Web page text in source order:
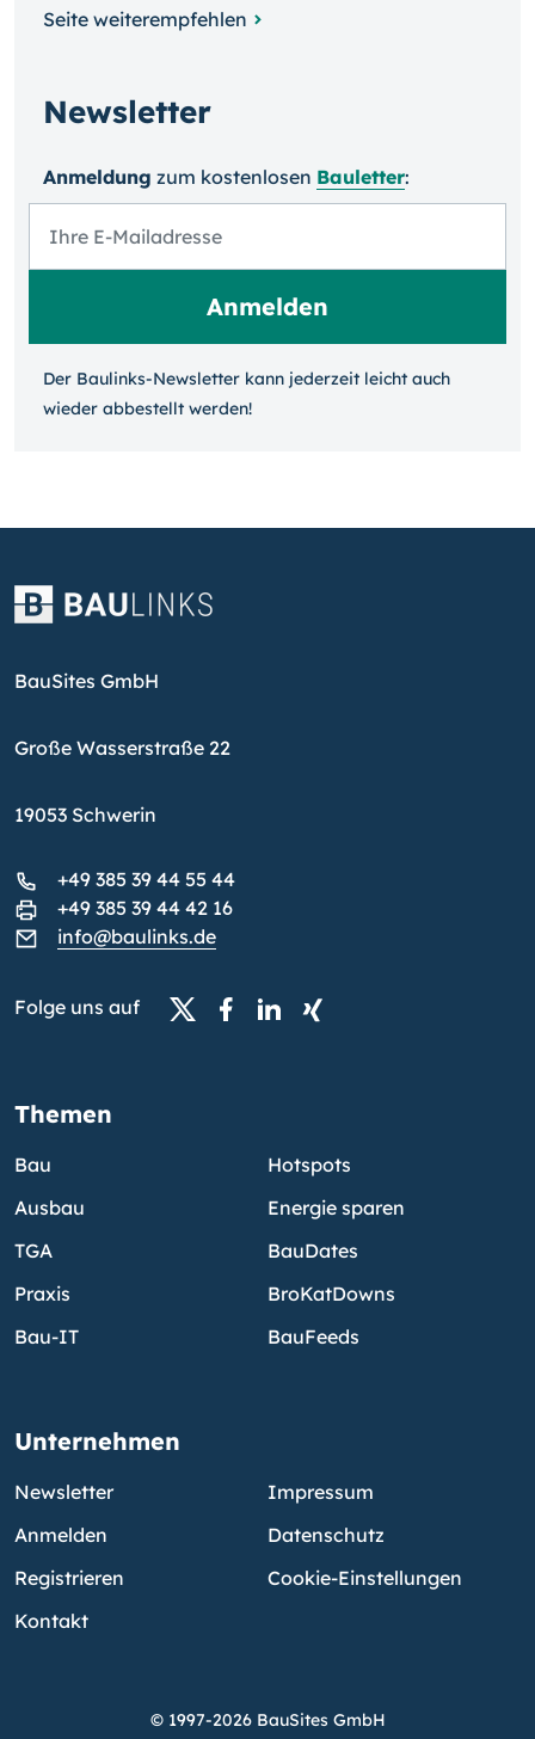
Seite weiterempfehlen
Newsletter
Anmeldung zum kosten­losen Bauletter:
Der Baulinks-Newsletter kann jeder­zeit leicht auch
wieder ab­bestellt werden!
BauSites GmbH
Große Wasserstraße 22
19053 Schwerin
+49 385 39 44 55 44
+49 385 39 44 42 16
info@baulinks.de
Folge uns auf
Themen
Bau
Ausbau
TGA
Praxis
Bau-IT
Hotspots
Energie sparen
BauDates
BroKatDowns
BauFeeds
Unternehmen
Newsletter
Anmelden
Registrieren
Kontakt
Impressum
Datenschutz
Cookie-Einstellungen
© 1997-2026 BauSites GmbH